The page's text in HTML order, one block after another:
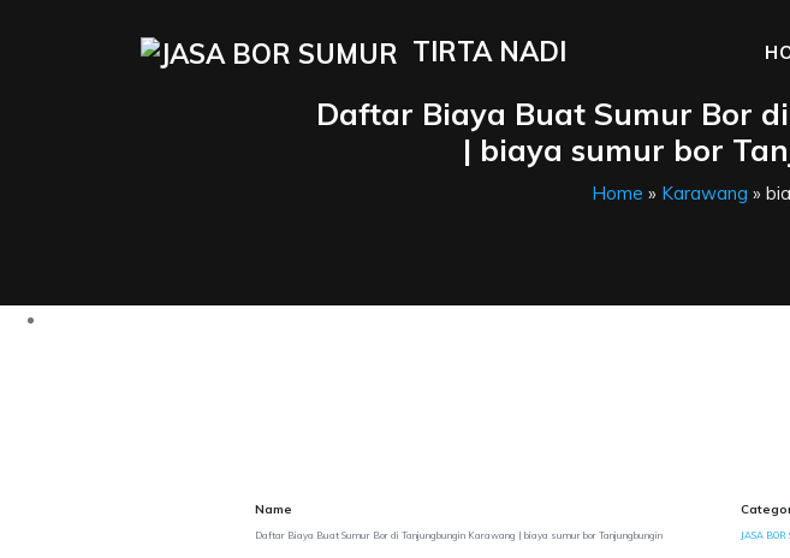
TIRTA NADI
Daftar Biaya Buat Sumur Bor
| biaya sumur bor
Home » Karawang »
Name
Daftar Biaya Buat Sumur Bor di Tanjungbungin Karawang | biaya sumur bor Tanjungbungin JASA